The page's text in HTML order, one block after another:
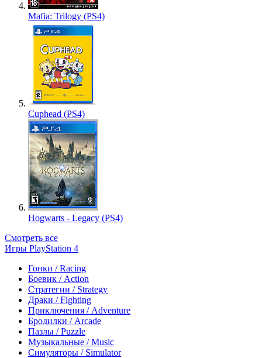
Mafia: Trilogy (PS4)
Cuphead (PS4)
Hogwarts - Legacy (PS4)
Смотреть все
Игры PlayStation 4
Гонки / Racing
Боевик / Action
Стратегии / Strategy
Драки / Fighting
Приключения / Adventure
Бродилки / Arcade
Пазлы / Puzzle
Музыкальные / Music
Симуляторы / Simulator